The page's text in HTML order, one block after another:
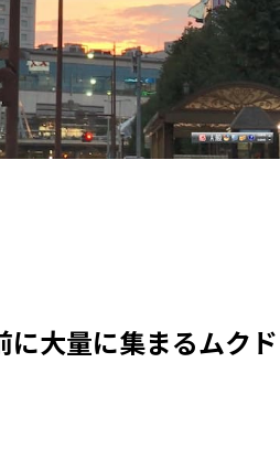
大量に集まるムク